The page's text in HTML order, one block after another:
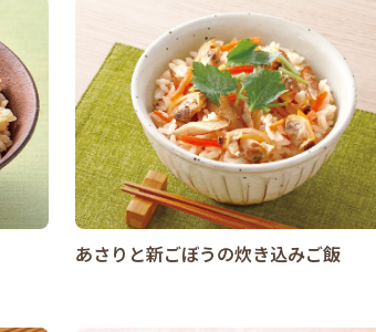
あさりと新ごぼうの炊き込みご飯